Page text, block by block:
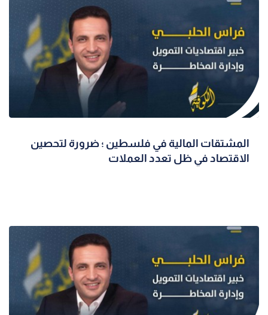
المشتقات المالية في فلسطين ؛ ضرورة لتحصين
الاقتصاد في ظل تعدد العملات